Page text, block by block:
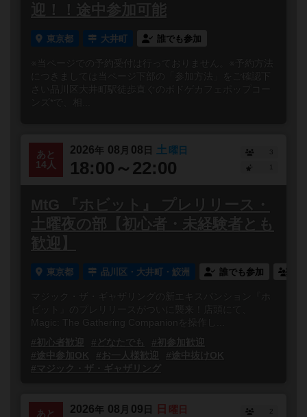
迎！！途中参加可能
東京都 大井町 誰でも参加
※当ページでの予約受付は行っておりません。※予約方法
につきましては当ページ下部の「参加方法」をご確認下
さい品川区大井町駅徒歩直ぐのボドゲカフェポップコー
あと
14人
2026年 08 月 08 日 土 曜日
18:00～22:00
3
1
MtG 『ホビット』 プレリリース・
土曜夜の部【初心者・未経験者とも
歓迎】
東京都 品川区・大井町・鮫洲 誰でも参加
マジック・ザ・ギャザリングの新エキスパンション『ホ
ビット』のプレリリースがついに襲来！店頭にて、
Magic: The Gathering Companionを操作し...
#初心者歓迎
#どなたでも
#初参加歓迎
#途中参加OK
#お一人様歓迎
#途中抜けOK
#マジック・ザ・ギャザリング
あと
2026年 08 月 09 日 日 曜日
2